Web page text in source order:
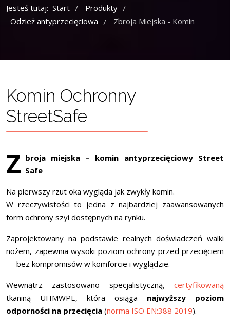
Jesteś tutaj: Start / Produkty /
Odzież antyprzecięciowa / Zbroja Miejska - Komin
Komin Ochronny
StreetSafe
Z broja miejska – komin antyprzecięciowy Street
Safe
Na pierwszy rzut oka wygląda jak zwykły komin.
W rzeczywistości to jedna z najbardziej zaawansowanych
form ochrony szyi dostępnych na rynku.
Zaprojektowany na podstawie realnych doświadczeń walki
nożem, zapewnia wysoki poziom ochrony przed przecięciem
— bez kompromisów w komforcie i wyglądzie.
Wewnątrz zastosowano specjalistyczną, certyfikowaną
tkaniną UHMWPE, która osiąga najwyższy poziom
odporności na przecięcia (norma ISO EN:388 2019).